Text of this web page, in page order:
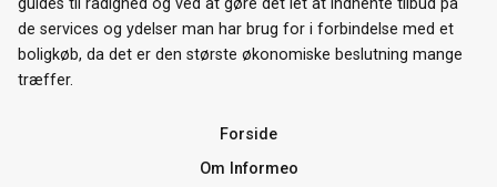
guides til rådighed og ved at gøre det let at indhente tilbud på
de services og ydelser man har brug for i forbindelse med et
boligkøb, da det er den største økonomiske beslutning mange
træffer.
Forside
Om Informeo